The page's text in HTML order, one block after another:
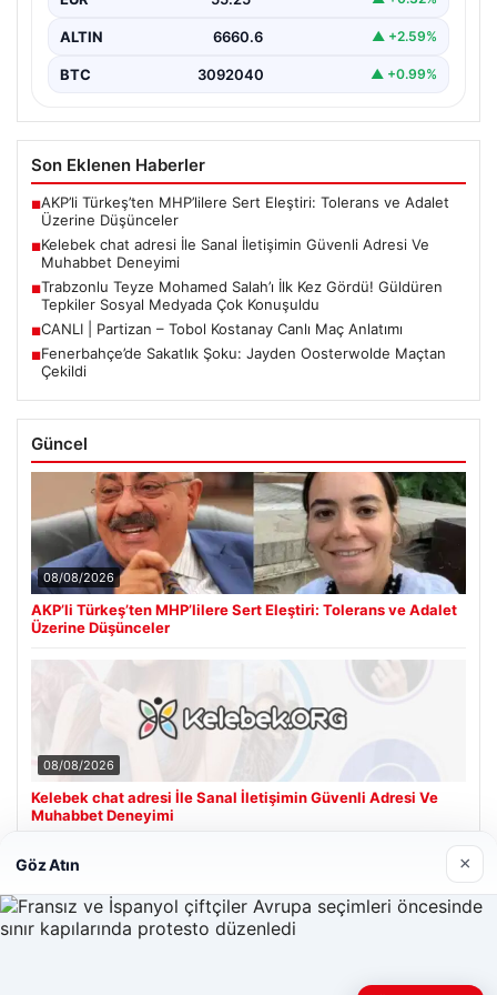
ALTIN 6660.6 ▲ +2.59%
BTC 3092040 ▲ +0.99%
Son Eklenen Haberler
■AKP’li Türkeş’ten MHP’lilere Sert Eleştiri: Tolerans ve Adalet
Üzerine Düşünceler
■Kelebek chat adresi İle Sanal İletişimin Güvenli Adresi Ve
Muhabbet Deneyimi
■Trabzonlu Teyze Mohamed Salah’ı İlk Kez Gördü! Güldüren
Tepkiler Sosyal Medyada Çok Konuşuldu
■CANLI | Partizan – Tobol Kostanay Canlı Maç Anlatımı
■Fenerbahçe’de Sakatlık Şoku: Jayden Oosterwolde Maçtan
Çekildi
Güncel
08/08/2026
AKP’li Türkeş’ten MHP’lilere Sert Eleştiri: Tolerans ve Adalet
Üzerine Düşünceler
08/08/2026
Kelebek chat adresi İle Sanal İletişimin Güvenli Adresi Ve
Muhabbet Deneyimi
Son Eklenen Firmalar
Göz Atın ×